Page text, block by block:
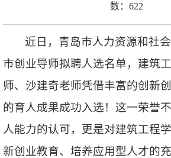
数： 622
近日，青岛市人力资源和社
市创业导师拟聘人选名单，建筑
师、沙建奇老师凭借丰富的创新
的育人成果成功入选！这一荣誉
人能力的认可，更是对建筑工程
新创业教育、培养应用型人才的充